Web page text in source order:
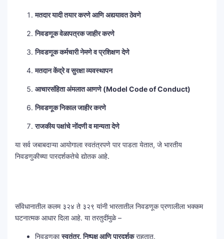
मतदार यादी तयार करणे आणि अद्ययावत ठेवणे
निवडणूक वेळापत्रक जाहीर करणे
निवडणूक कर्मचारी नेमणे व प्रशिक्षण देणे
मतदान केंद्रे व सुरक्षा व्यवस्थापन
आचारसंहिता अंमलात आणणे (Model Code of Conduct)
निवडणूक निकाल जाहीर करणे
राजकीय पक्षांचे नोंदणी व मान्यता देणे
या सर्व जबाबदाऱ्या आयोगाला स्वतंत्रपणे पार पाडता येतात, जे भारतीय
निवडणुकीच्या पारदर्शकतेचे द्योतक आहे.
संविधानातील कलम ३२४ ते ३२९ यांनी भारतातील निवडणूक प्रणालीला भक्कम
घटनात्मक आधार दिला आहे. या तरतुदींमुळे –
निवडणुकास्वतंत्र, निष्पक्ष आणि पारदर्शकराहतात,